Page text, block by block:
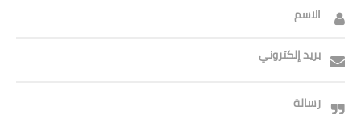
الاسم
بريد إلكتروني
رسالة